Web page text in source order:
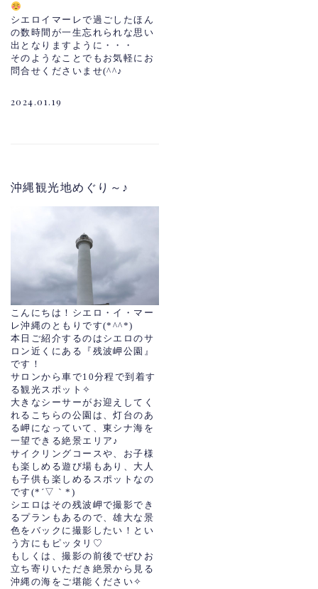
シエロイマーレで過ごしたほん
の数時間が一生忘れられな思い
出となりますように・・・
そのようなことでもお気軽にお
問合せくださいませ(^^♪
2024.01.19
沖縄観光地めぐり～♪
こんにちは！シエロ・イ・マー
レ沖縄のともりです(*^^*)
本日ご紹介するのはシエロのサ
ロン近くにある『残波岬公園』
です！
サロンから車で10分程で到着す
る観光スポット✧
大きなシーサーがお迎えしてく
れるこちらの公園は、灯台のあ
る岬になっていて、東シナ海を
一望できる絶景エリア♪
サイクリングコースや、お子様
も楽しめる遊び場もあり、大人
も子供も楽しめるスポットなの
です(*´▽｀*)
シエロはその残波岬で撮影でき
るプランもあるので、雄大な景
色をバックに撮影したい！とい
う方にもピッタリ♡
もしくは、撮影の前後でぜひお
立ち寄りいただき絶景から見る
沖縄の海をご堪能ください✧